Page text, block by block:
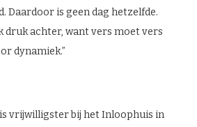
Daardoor is geen dag hetzelfde.
druk achter, want vers moet vers
dynamiek.”
vrijwilligster bij het Inloophuis in